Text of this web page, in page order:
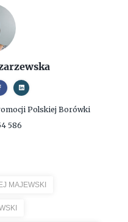
Polskiej Borówki
586
MAJEWSKI